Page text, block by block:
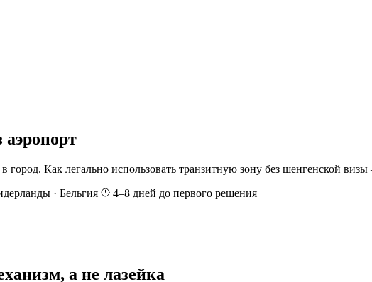
Как легально использовать транзитную зону без шенгенской
· Бельгия
4–8 дней до первого решения
а не лазейка